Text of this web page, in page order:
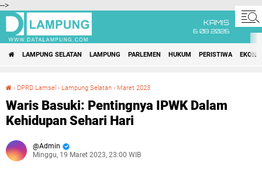
-->
KAMIS
6 08 2026
LAMPUNG SELATAN LAMPUNG PARLEMEN HUKUM PERISTIWA
› DPRD Lamsel › Lampung Selatan › Maret 2023
Waris Basuki: Pentingnya IPWK Dalam
Kehidupan Sehari Hari
Admin
Minggu, 19 Maret 2023, 23:00 WIB